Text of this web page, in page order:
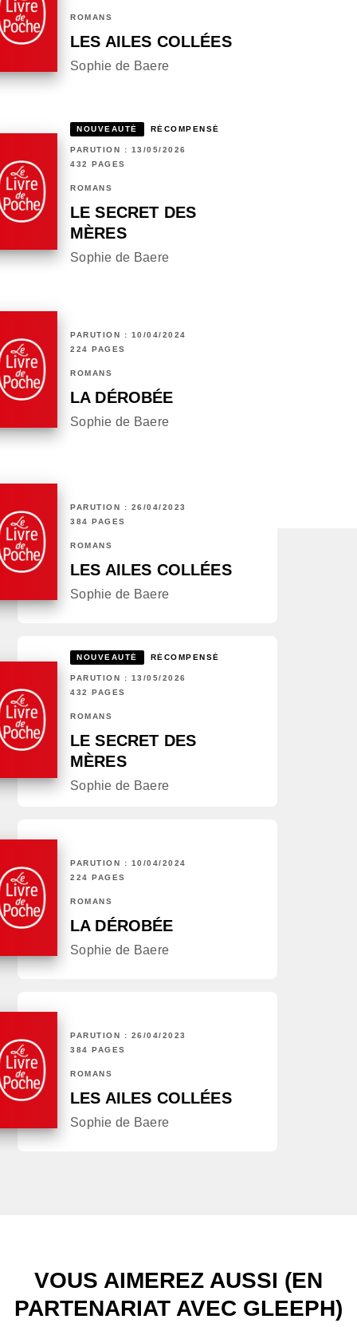
ROMANS
LES AILES COLLÉES
Sophie de Baere
NOUVEAUTÉ RÉCOMPENSÉ
PARUTION : 13/05/2026
432 PAGES
ROMANS
LE SECRET DES
MÈRES
Sophie de Baere
PARUTION : 10/04/2024
224 PAGES
ROMANS
LA DÉROBÉE
Sophie de Baere
PARUTION : 26/04/2023
384 PAGES
ROMANS
LES AILES COLLÉES
Sophie de Baere
NOUVEAUTÉ RÉCOMPENSÉ
PARUTION : 13/05/2026
432 PAGES
ROMANS
LE SECRET DES
MÈRES
Sophie de Baere
PARUTION : 10/04/2024
224 PAGES
ROMANS
LA DÉROBÉE
Sophie de Baere
PARUTION : 26/04/2023
384 PAGES
ROMANS
LES AILES COLLÉES
Sophie de Baere
VOUS AIMEREZ AUSSI (EN
PARTENARIAT AVEC GLEEPH)